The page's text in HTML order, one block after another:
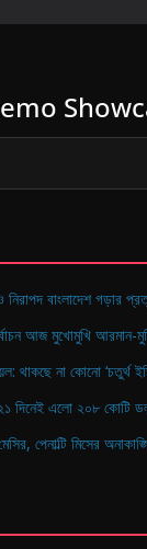
নিরাপদ বাংলাদেশ গড়ার
আজ মুখোমুখি আরমান-
থাকছে না কোনো ‘চতুর্থ
দিনেই এলো ২০৮ কোটি
পেনাল্টি মিসের